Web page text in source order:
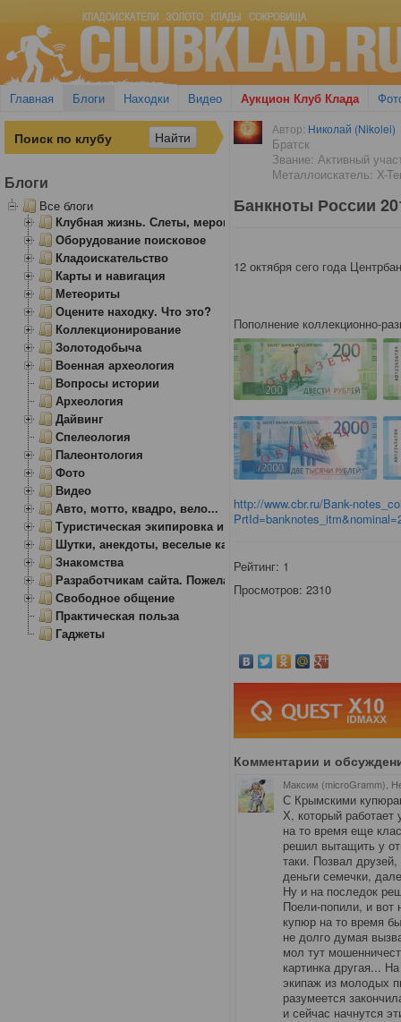
Главная Блоги Находки Видео Аукцион Клуб Клада
Автор: Николай (Nikolei)
Братск
Звание: Активный
Металлоискатель: X-
Банкноты России
12 октября сего года
Пополнение коллекционно-
http://www.cbr.ru/Bank-
Рейтинг: 1
Просмотров: 2310
Комментарии и
Максим (microGramm),
С Крымскими
Х, который
на то время еще
решил вытащить у
таки. Позвал
деньги семечки,
Ну и на последок
Поели-попили, и
купюр на то время
не долго думая
мол тут
картинка другая...
экипаж из молодых
разумеется
и сейчас начнутся
Блоги
Все блоги
Клубная жизнь. Слеты, мероприятия
Оборудование поисковое
Кладоискательство
Карты и навигация
Метеориты
Оцените находку. Что это?
Коллекционирование
Золотодобыча
Военная археология
Вопросы истории
Археология
Дайвинг
Спелеология
Палеонтология
Фото
Видео
Авто, мотто, квадро, вело...
Туристическая экипировка и снаряжение
Шутки, анекдоты, веселые картинки
Знакомства
Разработчикам сайта. Пожелания, замечания.
Свободное общение
Практическая польза
Гаджеты